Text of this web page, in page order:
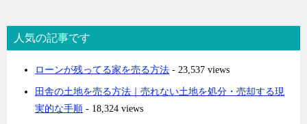
人気の記事です
ローンが残ってる家を売る方法 - 23,537 views
田舎の土地を売る方法｜売れない土地を処分・売却する現
実的な手順 - 18,324 views